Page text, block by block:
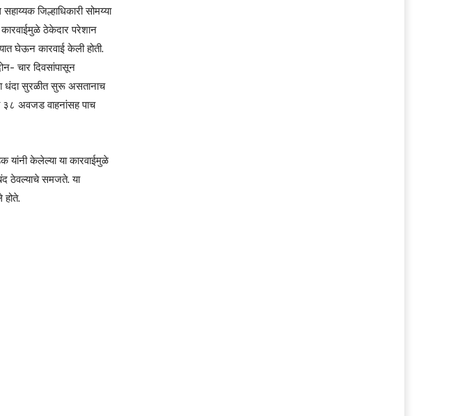
जिल्हाधिकारी सोमय्या
कारवाईमुळे ठेकेदार परेशान
घेऊन कारवाई केली होती.
चार दिवसांपासून
धंदा सुरळीत सुरू असतानाच
३८ अवजड वाहनांसह पाच
यांनी केलेल्या या कारवाईमुळे
ठेवल्याचे समजते. या
होते.